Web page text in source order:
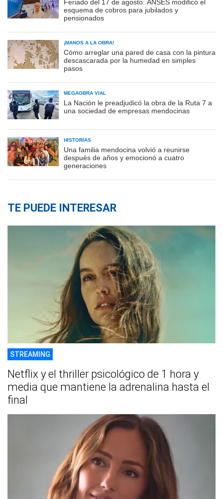
Feriado del 17 de agosto: ANSES modificó el
esquema de cobros para jubilados y
pensionados
¡MANOS A LA OBRA!
Cómo arreglar una pared de casa con la pintura
descascarada por la humedad en simples
pasos
MEGAOBRA VIAL
La Nación le preadjudicó la obra de la Ruta 7 a
una sociedad de empresas mendocinas
HISTORIAS
Una familia mendocina volvió a reunirse
después de años y emocionó a cuatro
generaciones
TE PUEDE INTERESAR
STREAMING
Netflix y el thriller psicológico de 1 hora y
media que mantiene la adrenalina hasta el
final